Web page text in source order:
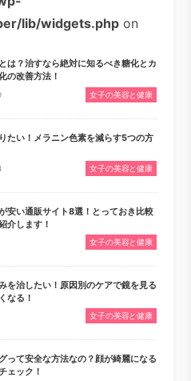
lib/widgets.phpon
は？治すなら絶対に知るべき糖化とカ
の改善方法！
女子の美容と健康
たい！メラニン色素を減らす5つの方
女子の美容と健康
安い通販サイト8選！とっておき比較
介します！
女子の美容と健康
を治したい！原因別のケアで鏡を見る
なる！
女子の美容と健康
って安全な方法なの？顔が綺麗になる
ェック！